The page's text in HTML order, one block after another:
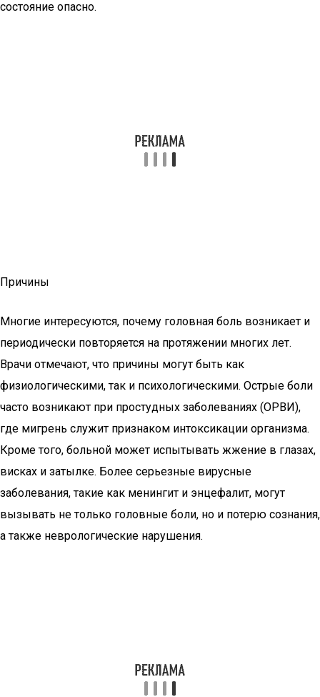
состояние опасно.
Причины
Многие интересуются, почему головная боль возникает и
периодически повторяется на протяжении многих лет.
Врачи отмечают, что причины могут быть как
физиологическими, так и психологическими. Острые боли
часто возникают при простудных заболеваниях (ОРВИ),
где мигрень служит признаком интоксикации организма.
Кроме того, больной может испытывать жжение в глазах,
висках и затылке. Более серьезные вирусные
заболевания, такие как менингит и энцефалит, могут
вызывать не только головные боли, но и потерю сознания,
а также неврологические нарушения.